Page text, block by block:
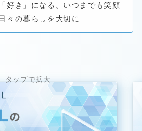
好き」になる。いつまでも笑顔
々の暮らしを大切に